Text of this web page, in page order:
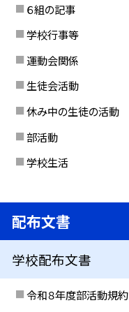
６組の記事
学校行事等
運動会関係
生徒会活動
休み中の生徒の活動
部活動
学校生活
配布文書
学校配布文書
令和８年度部活動規約